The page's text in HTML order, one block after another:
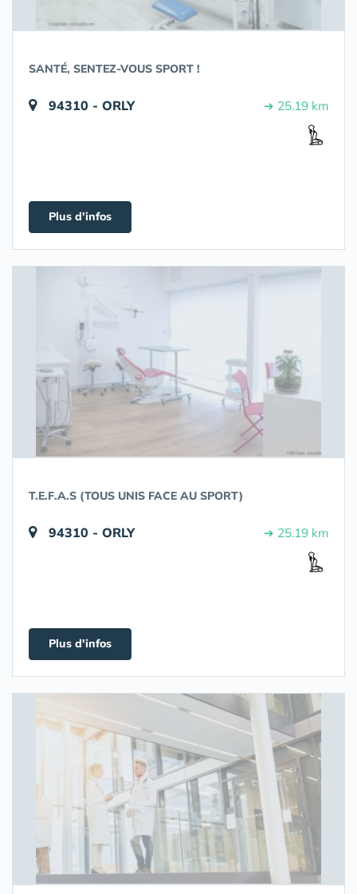
SANTÉ, SENTEZ-VOUS SPORT !
94310 - ORLY ➔ 25.19 km
Plus d'infos
T.E.F.A.S (TOUS UNIS FACE AU SPORT)
94310 - ORLY ➔ 25.19 km
Plus d'infos